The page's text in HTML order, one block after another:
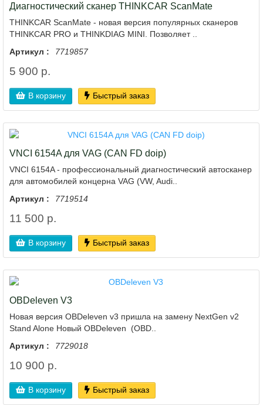
Диагностический сканер THINKCAR ScanMate
THINKCAR ScanMate - новая версия популярных сканеров
THINKCAR PRO и THINKDIAG MINI. Позволяет ..
Артикул :
7719857
5 900 р.
В корзину Быстрый заказ
VNCI 6154A для VAG (CAN FD doip)
VNCI 6154A - профессиональный диагностический автосканер
для автомобилей концерна VAG (VW, Audi..
Артикул :
7719514
11 500 р.
В корзину Быстрый заказ
OBDeleven V3
Новая версия OBDeleven v3 пришла на замену NextGen v2
Stand Alone Новый OBDeleven (OBD..
Артикул :
7729018
10 900 р.
В корзину Быстрый заказ